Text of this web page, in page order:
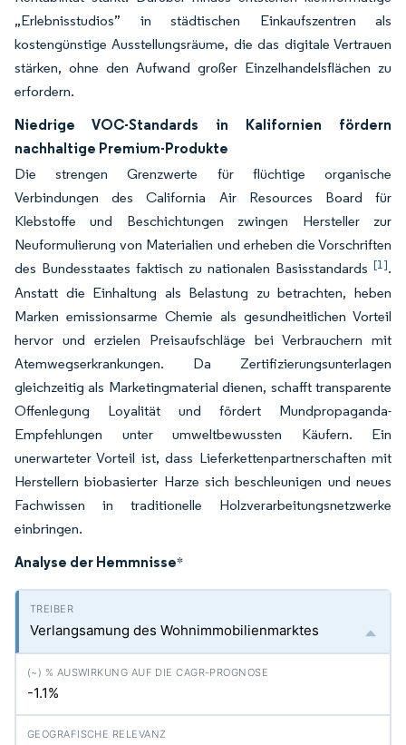
„Erlebnisstudios” in städtischen Einkaufszentren als
kostengünstige Ausstellungsräume, die das digitale Vertrauen
stärken, ohne den Aufwand großer Einzelhandelsflächen zu
erfordern.
Niedrige VOC-Standards in Kalifornien fördern
nachhaltige Premium-Produkte
Die strengen Grenzwerte für flüchtige organische
Verbindungen des California Air Resources Board für
Klebstoffe und Beschichtungen zwingen Hersteller zur
Neuformulierung von Materialien und erheben die Vorschriften
des Bundesstaates faktisch zu nationalen Basisstandards [1].
Anstatt die Einhaltung als Belastung zu betrachten, heben
Marken emissionsarme Chemie als gesundheitlichen Vorteil
hervor und erzielen Preisaufschläge bei Verbrauchern mit
Atemwegserkrankungen. Da Zertifizierungsunterlagen
gleichzeitig als Marketingmaterial dienen, schafft transparente
Offenlegung Loyalität und fördert Mundpropaganda-
Empfehlungen unter umweltbewussten Käufern. Ein
unerwarteter Vorteil ist, dass Lieferkettenpartnerschaften mit
Herstellern biobasierter Harze sich beschleunigen und neues
Fachwissen in traditionelle Holzverarbeitungsnetzwerke
einbringen.
Analyse der Hemmnisse*
Verlangsamung des Wohnimmobilienmarktes
-1.1%